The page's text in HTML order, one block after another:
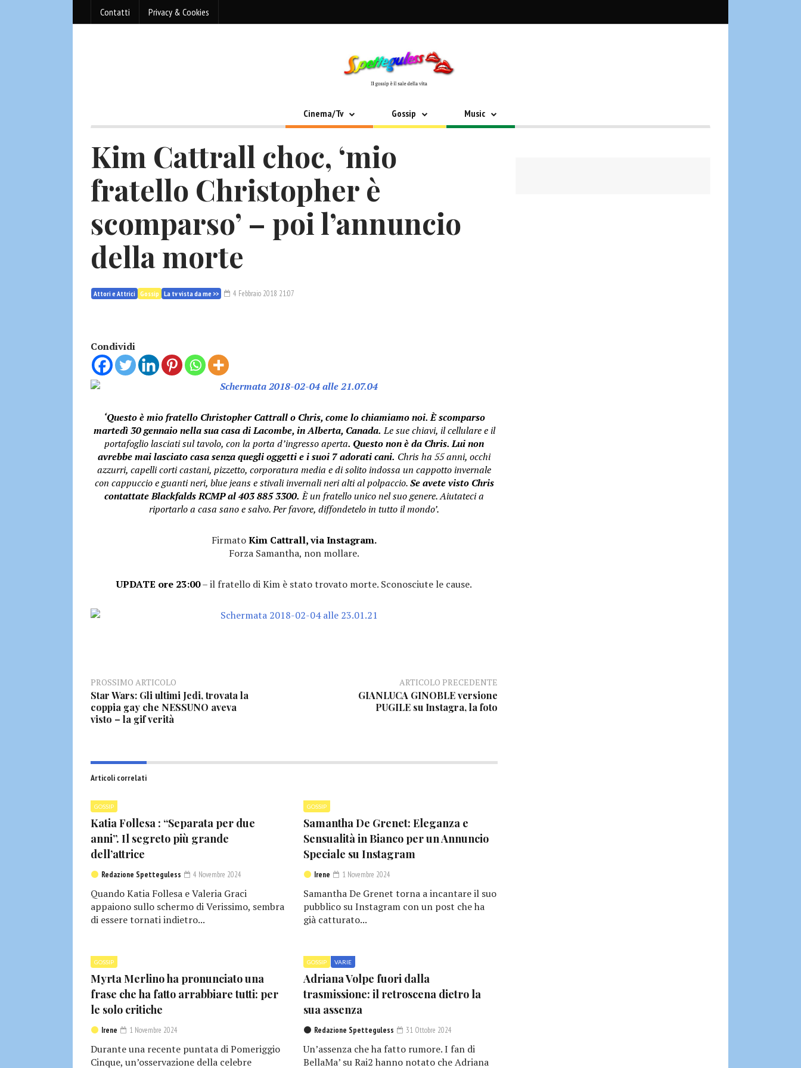
Contatti Privacy & Cookies
Cinema/Tv Gossip Music
Kim Cattrall choc, ‘mio
fratello Christopher è
scomparso’ – poi l’annuncio
della morte
Attori e Attrici Gossip La tv vista da me >> 4 Febbraio 2018 21:07
Condividi
‘Questo è mio fratello Christopher Cattrall o Chris, come lo chiamiamo noi. È scomparso
martedì 30 gennaio nella sua casa di Lacombe, in Alberta, Canada. Le sue chiavi, il cellulare e il
portafoglio lasciati sul tavolo, con la porta d’ingresso aperta. Questo non è da Chris. Lui non
avrebbe mai lasciato casa senza quegli oggetti e i suoi 7 adorati cani. Chris ha 55 anni, occhi
azzurri, capelli corti castani, pizzetto, corporatura media e di solito indossa un cappotto invernale
con cappuccio e guanti neri, blue jeans e stivali invernali neri alti al polpaccio.Se avete visto Chris
contattate Blackfalds RCMP al 403 885 3300. È un fratello unico nel suo genere. Aiutateci a
riportarlo a casa sano e salvo. Per favore, diffondetelo in tutto il mondo’.
FirmatoKim Cattrall, via Instagram.
Forza Samantha, non mollare.
UPDATE ore 23:00– il fratello di Kim è stato trovato morte. Sconosciute le cause.
PROSSIMO ARTICOLO
Star Wars: Gli ultimi Jedi, trovata la
coppia gay che NESSUNO aveva
visto – la gif verità
ARTICOLO PRECEDENTE
GIANLUCA GINOBLE versione
PUGILE su Instagra, la foto
Articoli correlati
GOSSIP
Katia Follesa : “Separata per due
anni”. Il segreto più grande
dell’attrice
Redazione Spetteguless 4 Novembre 2024
Quando Katia Follesa e Valeria Graci
appaiono sullo schermo di Verissimo, sembra
di essere tornati indietro...
GOSSIP
Samantha De Grenet: Eleganza e
Sensualità in Bianco per un Annuncio
Speciale su Instagram
Irene 1 Novembre 2024
Samantha De Grenet torna a incantare il suo
pubblico su Instagram con un post che ha
già catturato...
GOSSIP
Myrta Merlino ha pronunciato una
frase che ha fatto arrabbiare tutti: per
le solo critiche
Irene 1 Novembre 2024
Durante una recente puntata di Pomeriggio
Cinque, un’osservazione della celebre
GOSSIP VARIE
Adriana Volpe fuori dalla
trasmissione: il retroscena dietro la
sua assenza
Redazione Spetteguless 31 Ottobre 2024
Un’assenza che ha fatto rumore. I fan di
BellaMa’ su Rai2 hanno notato che Adriana